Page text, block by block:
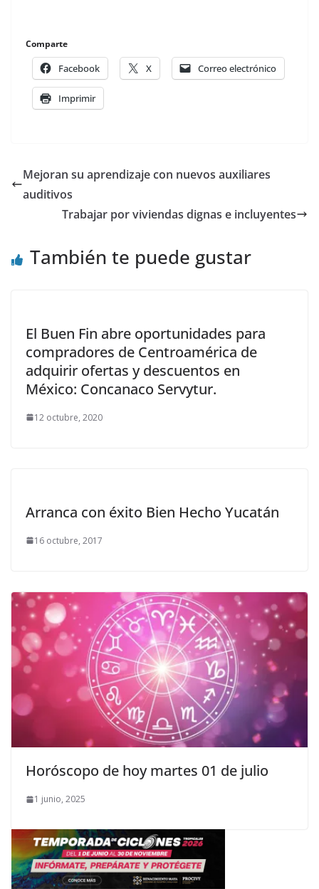
Comparte
Facebook X Correo electrónico
Imprimir
Mejoran su aprendizaje con nuevos auxiliares
auditivos
Trabajar por viviendas dignas e incluyentes
También te puede gustar
El Buen Fin abre oportunidades para
compradores de Centroamérica de
adquirir ofertas y descuentos en
México: Concanaco Servytur.
12 octubre, 2020
Arranca con éxito Bien Hecho Yucatán
16 octubre, 2017
Horóscopo de hoy martes 01 de julio
1 junio, 2025